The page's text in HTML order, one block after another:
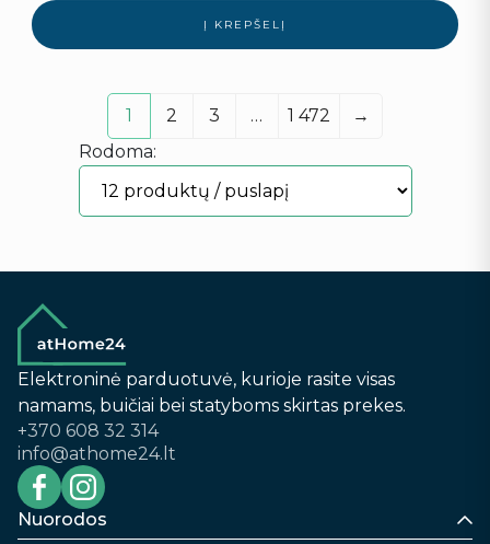
Į KREPŠELĮ
1 2 3 … 1 472
→
Rodoma:
Elektroninė parduotuvė, kurioje rasite visas
namams, buičiai bei statyboms skirtas prekes.
+370 608 32 314
info@athome24.lt
Nuorodos